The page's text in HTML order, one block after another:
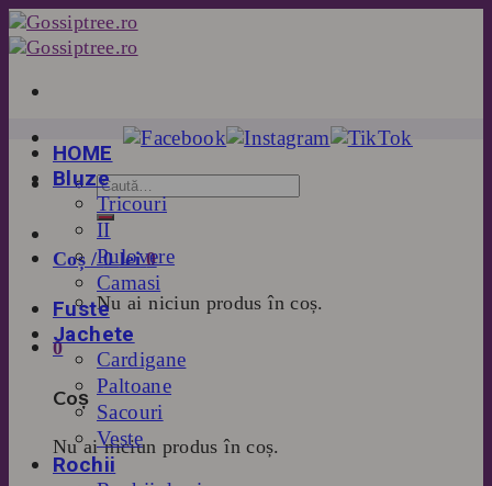
Skip
to
Coș /0lei 0
Nu ai niciun produs în coș.
0
Coș
Nu ai niciun produs în coș.
HOME
Bluze
Tricouri
II
Pulovere
Camasi
Fuste
Jachete
Cardigane
Paltoane
Sacouri
Veste
Rochii